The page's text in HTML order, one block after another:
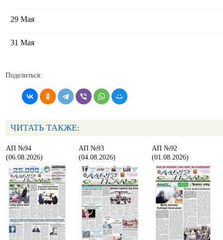
29 Мая
31 Мая
Поделиться:
ЧИТАТЬ ТАКЖЕ:
АП №94
(06.08.2026)
АП №93
(04.08.2026)
АП №92
(01.08.2026)